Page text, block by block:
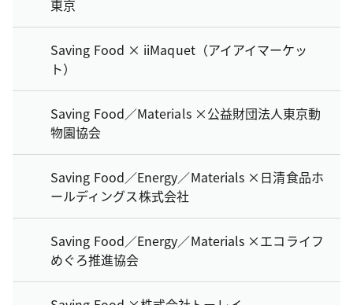
東京
Saving Food × iiMaquet（アイアイマーケッ
ト）
Saving Food／Materials ×公益財団法人東京動
物園協会
Saving Food／Energy／Materials ×日清食品ホ
ールディングス株式会社
Saving Food／Energy／Materials ×エコライフ
めぐろ推進協会